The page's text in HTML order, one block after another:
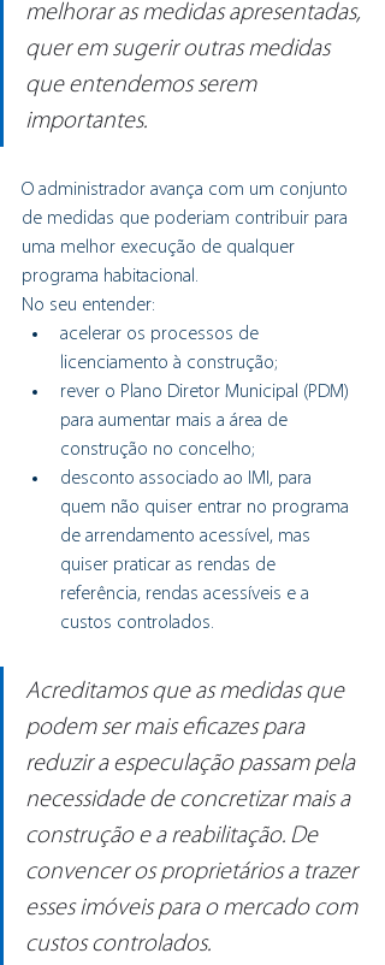
melhorar as medidas apresentadas,
quer em sugerir outras medidas
que entendemos serem
importantes.
O administrador avança com um conjunto
de medidas que poderiam contribuir para
uma melhor execução de qualquer
programa habitacional.
No seu entender:
acelerar os processos de
licenciamento à construção;
rever o Plano Diretor Municipal (PDM)
para aumentar mais a área de
construção no concelho;
desconto associado ao IMI, para
quem não quiser entrar no programa
de arrendamento acessível, mas
quiser praticar as rendas de
referência, rendas acessíveis e a
custos controlados.
Acreditamos que as medidas que
podem ser mais eficazes para
reduzir a especulação passam pela
necessidade de concretizar mais a
construção e a reabilitação. De
convencer os proprietários a trazer
esses imóveis para o mercado com
custos controlados.